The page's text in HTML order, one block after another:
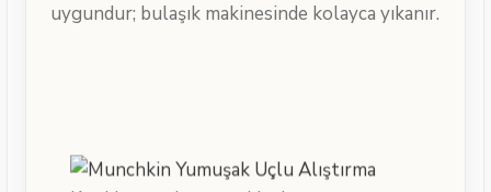
uygundur; bulaşık makinesinde kolayca yıkanır.